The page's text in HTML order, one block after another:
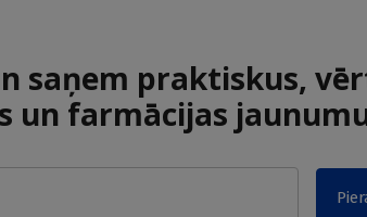
saņem praktiskus,
un farmācijas